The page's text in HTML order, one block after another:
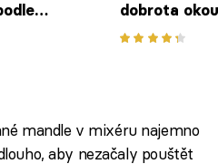
dobrota
mandlí a
mandle v mixéru najemno
aby nezačaly pouštět